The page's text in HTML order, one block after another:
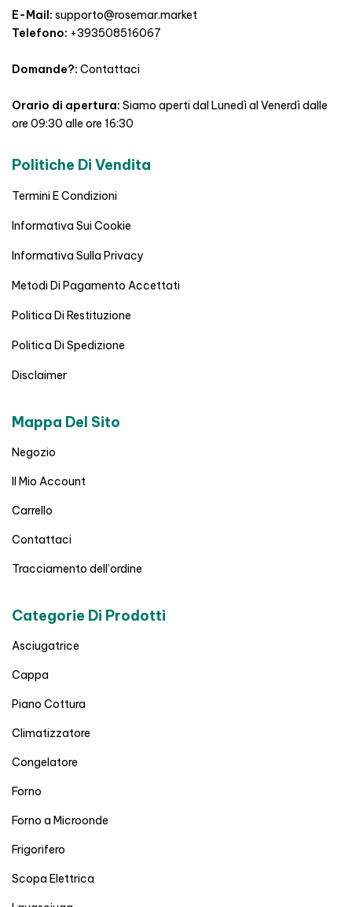
E-Mail: supporto@rosemar.market
Telefono: +393508516067
Domande?: Contattaci
Orario di apertura: Siamo aperti dal Lunedì al Venerdì dalle
ore 09:30 alle ore 16:30
Politiche Di Vendita
Termini E Condizioni
Informativa Sui Cookie
Informativa Sulla Privacy
Metodi Di Pagamento Accettati
Politica Di Restituzione
Politica Di Spedizione
Disclaimer
Mappa Del Sito
Negozio
Il Mio Account
Carrello
Contattaci
Tracciamento dell’ordine
Categorie Di Prodotti
Asciugatrice
Cappa
Piano Cottura
Climatizzatore
Congelatore
Forno
Forno a Microonde
Frigorifero
Scopa Elettrica